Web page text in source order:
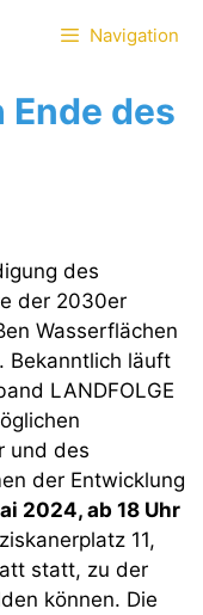
Navigation
Ende des
des
der 2030er
Wasserflächen
Bekanntlich läuft
LANDFOLGE
und des
der Entwicklung
2024, ab 18 Uhr
11,
statt, zu der
können. Die